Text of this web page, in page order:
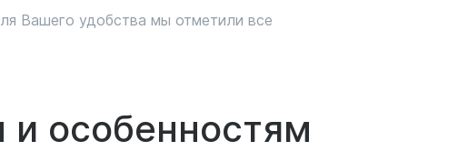
Вашего удобства мы отметили все
особенностям